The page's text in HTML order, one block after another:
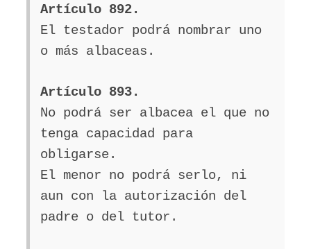
Artículo 892.
El testador podrá nombrar uno
o más albaceas.
Artículo 893.
No podrá ser albacea el que no
tenga capacidad para
obligarse.
El menor no podrá serlo, ni
aun con la autorización del
padre o del tutor.